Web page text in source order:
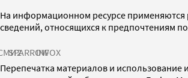
На информационном ресурсе применяются
сведений, относящихся к предпочтениям
SPARROWINFOX
Перепечатка материалов и